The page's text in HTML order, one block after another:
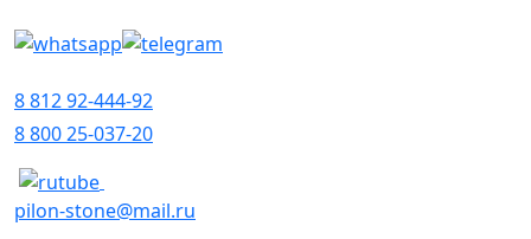
8 812 92-444-92
8 800 25-037-20
pilon-stone@mail.ru